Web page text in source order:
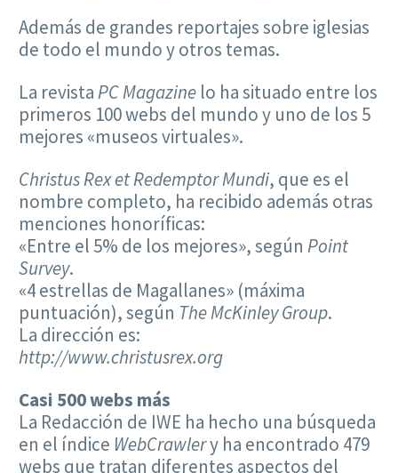
Además de grandes reportajes sobre iglesias
de todo el mundo y otros temas.
La revistaPC Magazine lo ha situado entre los
primeros 100 webs del mundo y uno de los 5
mejores «museos virtuales».
Christus Rex et Redemptor Mundi, que es el
nombre completo, ha recibido además otras
menciones honoríficas:
«Entre el 5% de los mejores», según Point
Survey.
«4 estrellas de Magallanes» (máxima
puntuación), según The McKinley Group.
La dirección es:
http://www.christusrex.org
Casi 500 webs más
La Redacción de IWE ha hecho una búsqueda
en el índice WebCrawlery ha encontrado 479
webs que tratan diferentes aspectos del